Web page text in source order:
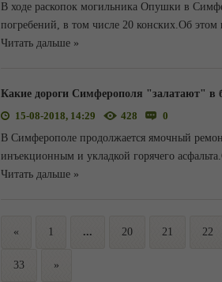
В ходе раскопок могильника Опушки в
погребений, в том числе 20 конских.Об
Читать дальше »
Какие дороги Симферополя "залатают" в
15-08-2018, 14:29
428
0
В Симферополе продолжается ямочный
инъекционным и укладкой горячего
Читать дальше »
« 1 ... 20 21 22
33 »